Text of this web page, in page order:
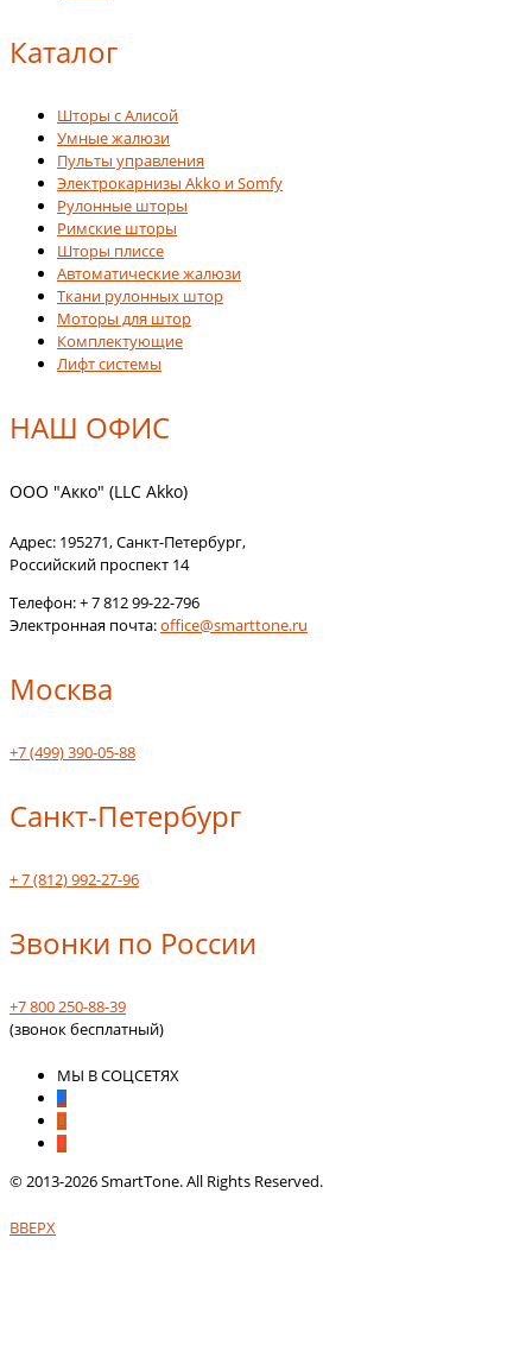
Каталог
Шторы с Алисой
Умные жалюзи
Пульты управления
Электрокарнизы Akko и Somfy
Рулонные шторы
Римские шторы
Шторы плиссе
Автоматические жалюзи
Ткани рулонных штор
Моторы для штор
Комплектующие
Лифт системы
НАШ ОФИС
ООО "Акко" (LLC Akko)
Адрес: 195271,Санкт-Петербург,
Российский проспект 14
Телефон:+ 7 812 99-22-796
Электронная почта:office@smarttone.ru
Москва
+7 (499) 390-05-88
Санкт-Петербург
+ 7 (812) 992-27-96
Звонки по России
+7 800 250-88-39
(звонок бесплатный)
МЫ В СОЦСЕТЯХ
© 2013-2026 SmartTone. All Rights Reserved.
ВВЕРХ